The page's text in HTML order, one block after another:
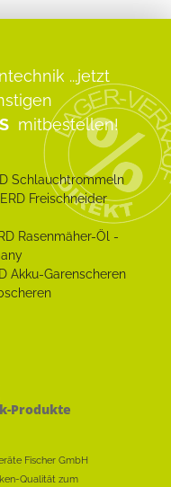
...jetzt
mitbestellen!
Produkte
Fischer GmbH
Qualität zum